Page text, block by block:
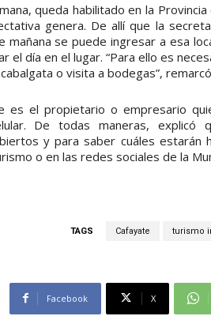
queda habilitado en la
genera. De allí que la
mañana se puede ingresar a esa
el día en el lugar. “Para ello es
o visita a bodegas”,
es el propietario o empresario
De todas maneras, explicó
y para saber cuáles estarán
o en las redes sociales de la
TAGS Cafayate turismo
Facebook X